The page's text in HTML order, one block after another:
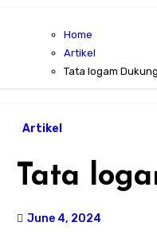
Home
Artikel
Tata logam
Artikel
Tata
June 4, 2024